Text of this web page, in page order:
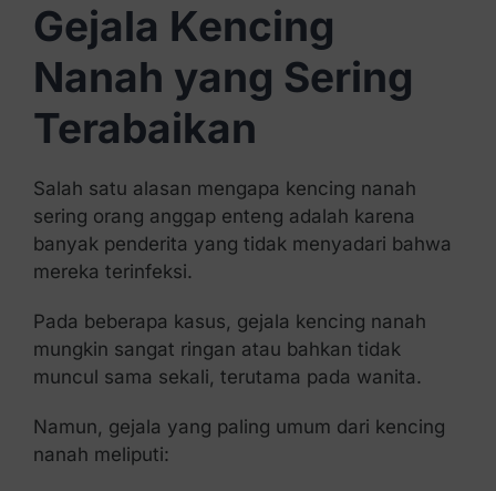
Gejala Kencing
Nanah yang Sering
Terabaikan
Salah satu alasan mengapa kencing nanah
sering orang anggap enteng adalah karena
banyak penderita yang tidak menyadari bahwa
mereka terinfeksi.
Pada beberapa kasus, gejala kencing nanah
mungkin sangat ringan atau bahkan tidak
muncul sama sekali, terutama pada wanita.
Namun, gejala yang paling umum dari kencing
nanah meliputi: